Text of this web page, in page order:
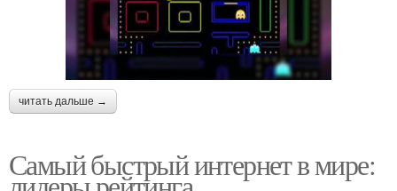
читать дальше →
Самый быстрый интернет в мире: